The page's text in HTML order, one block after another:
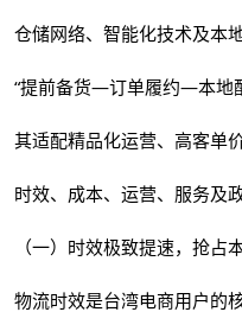
仓储网络、智能化技术及本
“提前备货—订单履约—本地
其适配精品化运营、高客单
时效、成本、运营、服务及
（一）时效极致提速，抢占
物流时效是台湾电商用户的